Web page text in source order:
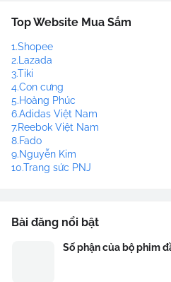
Top Website Mua Sắm
1.Shopee
2.Lazada
3.Tiki
4.Con cưng
5.Hoàng Phúc
6.Adidas Việt Nam
7.Reebok Việt Nam
8.Fado
9.Nguyễn Kim
10.Trang sức PNJ
Bài đăng nổi bật
Số phận của bộ phim